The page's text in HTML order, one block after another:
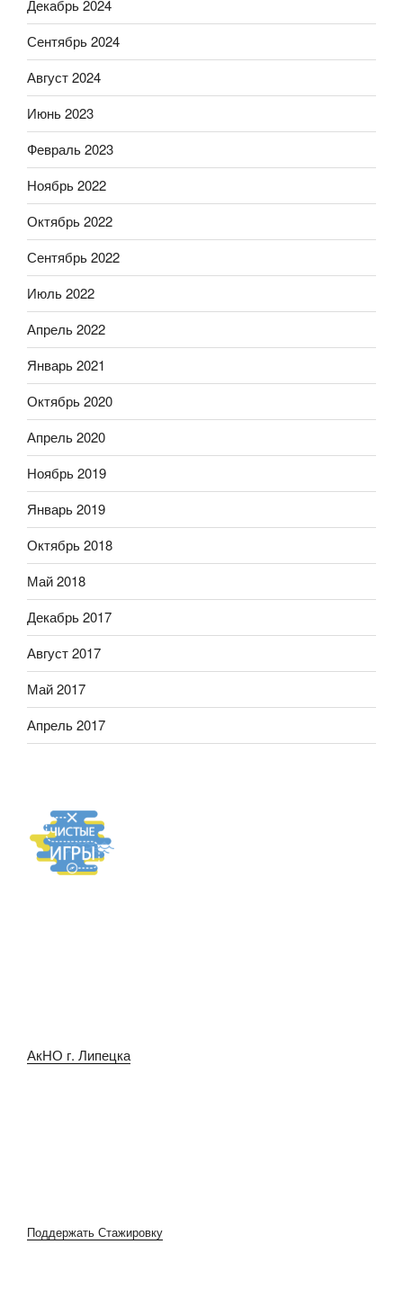
Декабрь 2024
Сентябрь 2024
Август 2024
Июнь 2023
Февраль 2023
Ноябрь 2022
Октябрь 2022
Сентябрь 2022
Июль 2022
Апрель 2022
Январь 2021
Октябрь 2020
Апрель 2020
Ноябрь 2019
Январь 2019
Октябрь 2018
Май 2018
Декабрь 2017
Август 2017
Май 2017
Апрель 2017
АкНО г. Липецка
Поддержать Стажировку